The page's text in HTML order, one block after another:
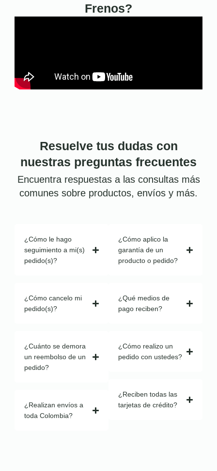
Frenos?
Resuelve tus dudas con
nuestras preguntas frecuentes
Encuentra respuestas a las consultas más
comunes sobre productos, envíos y más.
¿Cómo le hago
seguimiento a mi(s)
pedido(s)?
¿Cómo cancelo mi
pedido(s)?
¿Cuánto se demora
un reembolso de un
pedido?
¿Realizan envíos a
toda Colombia?
¿Cómo aplico la
garantía de un
producto o pedido?
¿Qué medios de
pago reciben?
¿Cómo realizo un
pedido con ustedes?
¿Reciben todas las
tarjetas de crédito?